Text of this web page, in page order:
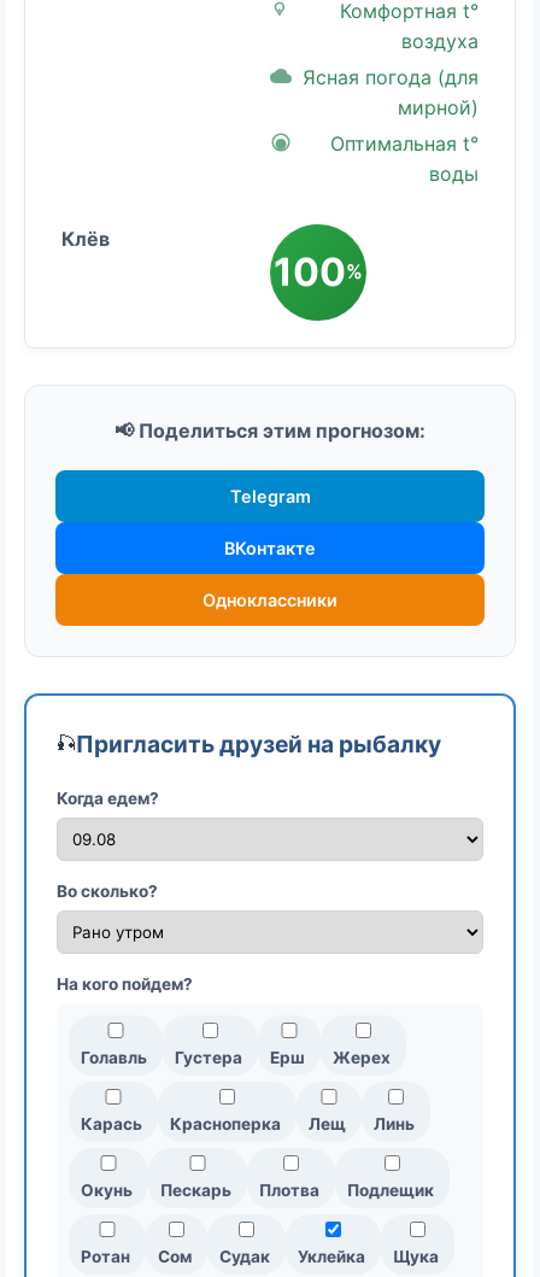
Комфортная t°
воздуха
Ясная погода (для
мирной)
Оптимальная t°
воды
100%
📢 Поделиться этим прогнозом:
Telegram
ВКонтакте
Одноклассники
🎣Пригласить друзей на рыбалку
Когда едем?
Во сколько?
На кого пойдем?
Голавль Густера Ерш Жерех
Карась Красноперка Лещ Линь
Окунь Пескарь Плотва Подлещик
Ротан Сом Судак Уклейка Щука